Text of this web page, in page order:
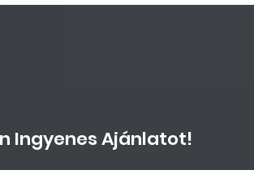
Ingyenes Ajánlatot!